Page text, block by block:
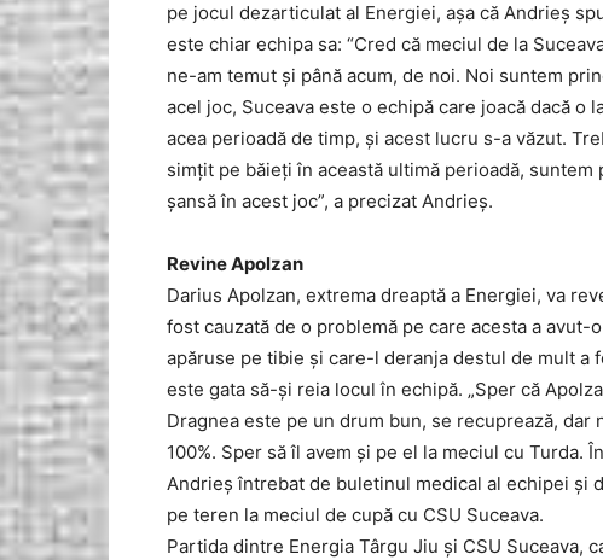
pe jocul dezarticulat al Energiei, aşa că Andrieş
este chiar echipa sa: “Cred că meciul de la
ne-am temut şi până acum, de noi. Noi suntem
acel joc, Suceava este o echipă care joacă dacă o
acea perioadă de timp, şi acest lucru s-a văzut.
simţit pe băieţi în această ultimă perioadă,
şansă în acest joc”, a precizat Andrieş.
Revine Apolzan
Darius Apolzan, extrema dreaptă a Energiei, va
fost cauzată de o problemă pe care acesta a
apăruse pe tibie şi care-l deranja destul de mult
este gata să-şi reia locul în echipă. „Sper că
Dragnea este pe un drum bun, se recuprează,
100%. Sper să îl avem şi pe el la meciul cu Turda.
Andrieş întrebat de buletinul medical al echipei şi
pe teren la meciul de cupă cu CSU Suceava.
Partida dintre Energia Târgu Jiu şi CSU Suceava,